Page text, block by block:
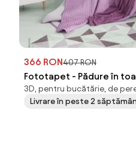
366 RON407 RON
Fototapet - Pădure în
cm)
3D, pentru bucătărie, de
Livrare în peste 2